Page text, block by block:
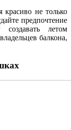
красиво не только
предпочтение
летом
балкона,